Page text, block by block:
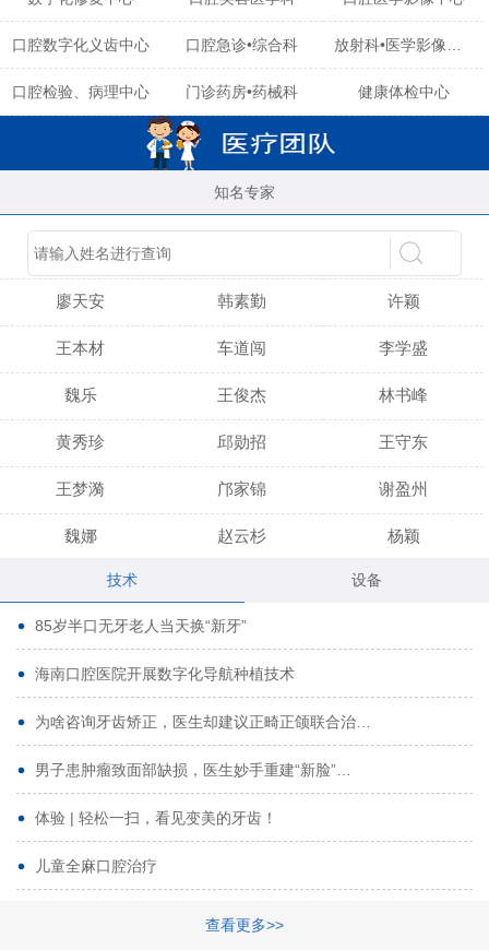
口腔数字化义齿中心 口腔急诊•综合科
口腔检验、病理中心 门诊药房•药械科 健康体检中心
知名专家
陈育玲 吴晓桃
廖天安 韩素勤 许颖
王本材 车道闯 李学盛
魏乐 王俊杰 林书峰
黄秀珍 邱勋招 王守东
王梦漪 邝家锦 谢盈州
魏娜 赵云杉 杨颖
黄启龙
代艳虹 林芳诚
曹香林 姜炳华
姚宗将 梁春晓
林夏羽 颜晶
路娜 商晔
周碧玲
技术 设备
85岁半口无牙老人当天换“新牙”
海南口腔医院开展数字化导航种植技术
为啥咨询牙齿矫正，医生却建议正畸正颌联合治…
男子患肿瘤致面部缺损，医生妙手重建“新脸”…
体验 | 轻松一扫，看见变美的牙齿！
儿童全麻口腔治疗
查看更多>>